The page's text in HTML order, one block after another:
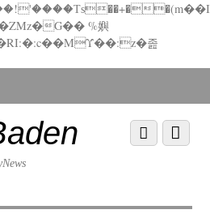
졾
Menu
Scroll
down